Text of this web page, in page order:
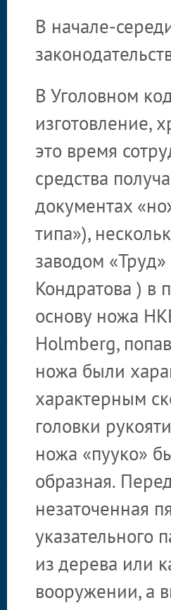
В начале-
В Уголовном
изготовление,
это время
средства
документах
типа»),
заводом
Кондратова ) в
основу ножа
Holmberg,
ножа были
характерным
головки
ножа «пууко»
образная.
незаточенная
указательного
из дерева или
вооружении, а